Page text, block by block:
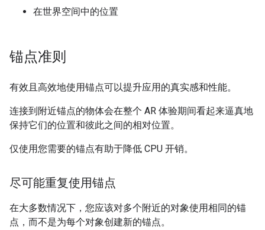
在世界空间中的位置
锚点准则
有效且高效地使用锚点可以提升应用的真实感和性能。
连接到附近锚点的物体会在整个 AR 体验期间看起来逼真地
保持它们的位置和彼此之间的相对位置。
仅使用您需要的锚点有助于降低 CPU 开销。
尽可能重复使用锚点
在大多数情况下，您应该对多个附近的对象使用相同的锚
点，而不是为每个对象创建新的锚点。